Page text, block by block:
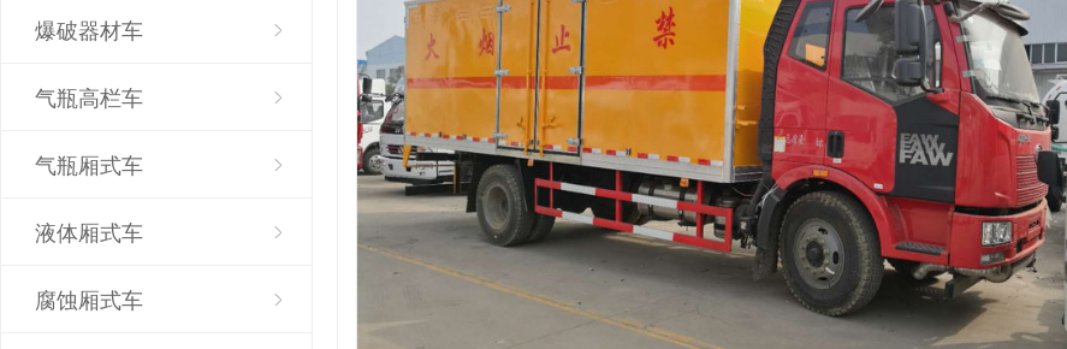
爆破器材车
气瓶高栏车
气瓶厢式车
液体厢式车
腐蚀厢式车